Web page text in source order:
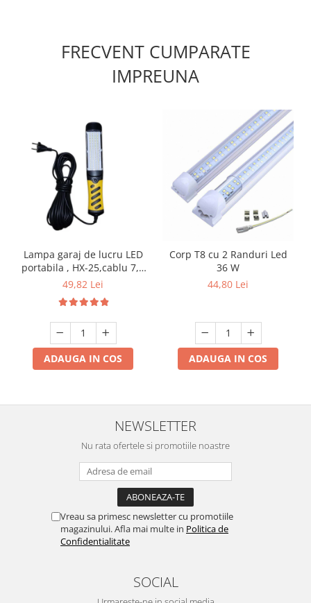
FRECVENT CUMPARATE
IMPREUNA
Lampa garaj de lucru LED
portabila , HX-25,cablu 7,5
m 220V
49,82 Lei
ADAUGA IN COS
Corp T8 cu 2 Randuri Led
36 W
44,80 Lei
ADAUGA IN COS
NEWSLETTER
Nu rata ofertele si promotiile noastre
Vreau sa primesc newsletter cu promotiile
magazinului. Afla mai multe in Politica de
Confidentialitate
SOCIAL